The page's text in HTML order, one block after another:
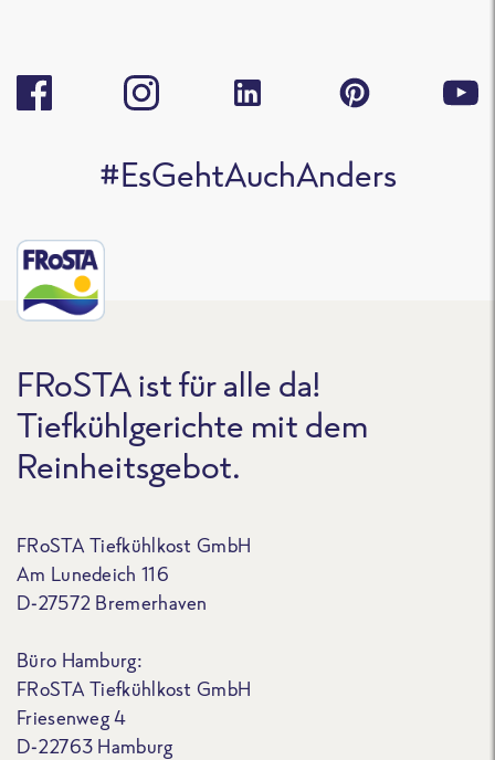
#EsGehtAuchAnders
FRoSTA ist für alle da!
Tiefkühlgerichte mit dem
Reinheitsgebot.
FRoSTA Tiefkühlkost GmbH
Am Lunedeich 116
D-27572 Bremerhaven
Büro Hamburg:
FRoSTA Tiefkühlkost GmbH
Friesenweg 4
D-22763 Hamburg